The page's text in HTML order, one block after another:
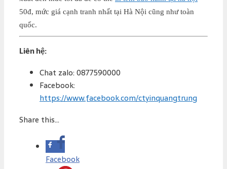
50đ, mức giá cạnh tranh nhất tại Hà Nội cũng như toàn
quốc.
Liên hệ:
Chat zalo: 0877590000
Facebook:
https://www.facebook.com/ctyinquangtrung
Share this...
Facebook